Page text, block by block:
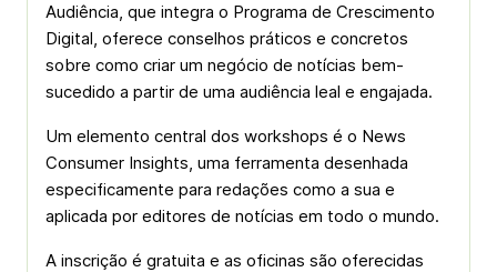
Audiência, que integra o Programa de Crescimento
Digital, oferece conselhos práticos e concretos
sobre como criar um negócio de notícias bem-
sucedido a partir de uma audiência leal e engajada.
Um elemento central dos workshops é o News
Consumer Insights, uma ferramenta desenhada
especificamente para redações como a sua e
aplicada por editores de notícias em todo o mundo.
A inscrição é gratuita e as oficinas são oferecidas